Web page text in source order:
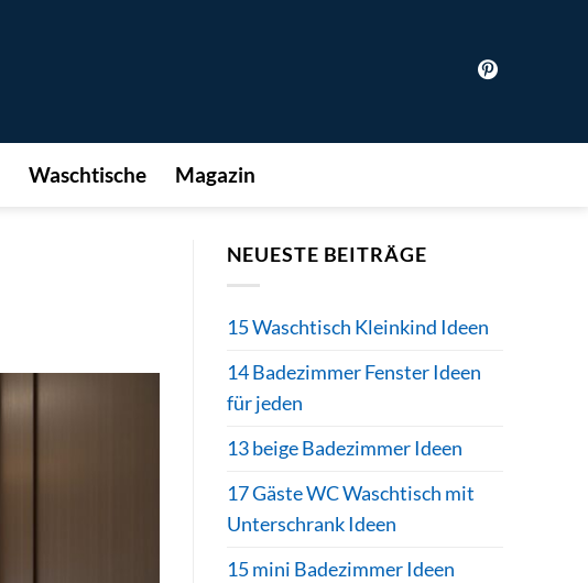
Waschtische Magazin
NEUESTE BEITRÄGE
15 Waschtisch Kleinkind Ideen
14 Badezimmer Fenster Ideen
für jeden
13 beige Badezimmer Ideen
17 Gäste WC Waschtisch mit
Unterschrank Ideen
15 mini Badezimmer Ideen